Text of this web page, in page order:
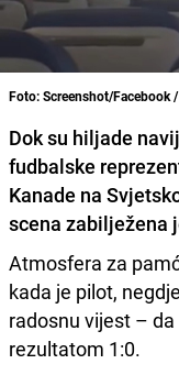
Foto: Screenshot/Facebook
Dok su hiljade
fudbalske
Kanade na
scena zabilježena
Atmosfera za
kada je pilot,
radosnu vijest –
rezultatom 1:0.